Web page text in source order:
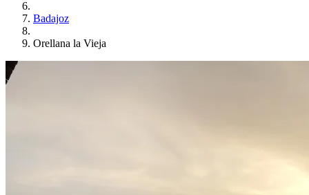
Badajoz
Orellana la Vieja